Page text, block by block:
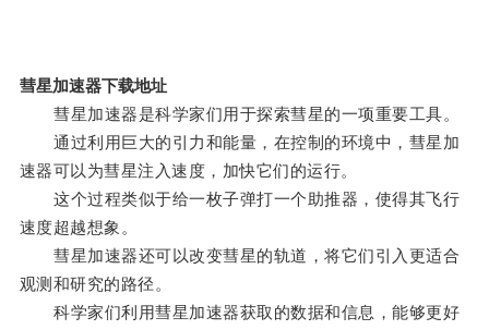
彗星加速器下载地址
彗星加速器是科学家们用于探索彗星的一项重要工具。
通过利用巨大的引力和能量，在控制的环境中，彗星加
速器可以为彗星注入速度，加快它们的运行。
这个过程类似于给一枚子弹打一个助推器，使得其飞行
速度超越想象。
彗星加速器还可以改变彗星的轨道，将它们引入更适合
观测和研究的路径。
科学家们利用彗星加速器获取的数据和信息，能够更好